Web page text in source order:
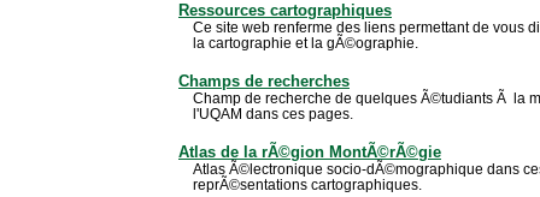
Ressources cartographiques
Ce site web renferme des liens permettant de vous
la cartographie et la gÃ©ographie.
Champs de recherches
Champ de recherche de quelques Ã©tudiants Ã la
l'UQAM dans ces pages.
Atlas de la rÃ©gion MontÃ©rÃ©gie
Atlas Ã©lectronique socio-dÃ©mographique dans
reprÃ©sentations cartographiques.